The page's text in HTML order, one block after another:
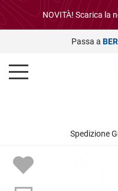
NOVITÀ! Scarica la
Passa a
Spedizione